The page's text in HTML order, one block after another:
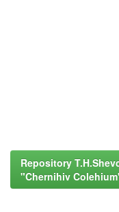
Repository
"Chernihiv